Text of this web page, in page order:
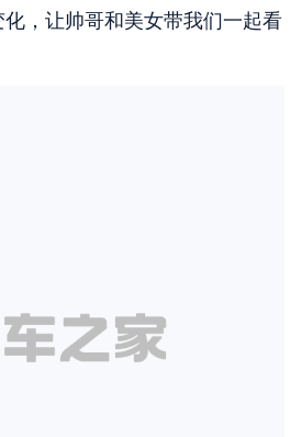
，让帅哥和美女带我们一起看